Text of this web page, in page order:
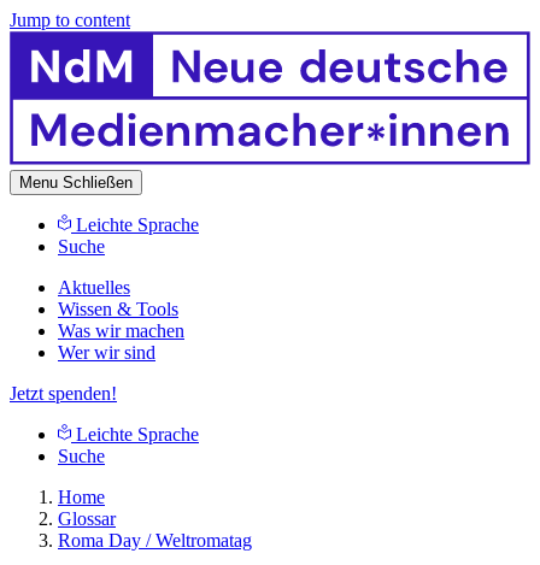
Jump to content
Menu Schließen
Leichte Sprache
Suche
Aktuelles
Wissen & Tools
Was wir machen
Wer wir sind
Jetzt spenden!
Leichte Sprache
Suche
Home
Glossar
Roma Day / Weltromatag